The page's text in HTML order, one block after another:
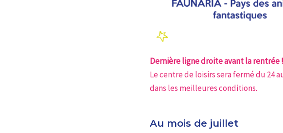
Dernière ligne droite avant la rentrée !
Le centre de loisirs sera fermé du 24
dans les meilleures conditions.
Au mois de juillet